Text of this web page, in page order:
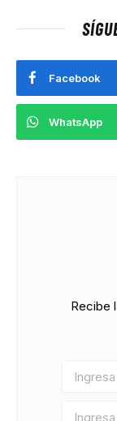
Facebook
WhatsApp
Recibe